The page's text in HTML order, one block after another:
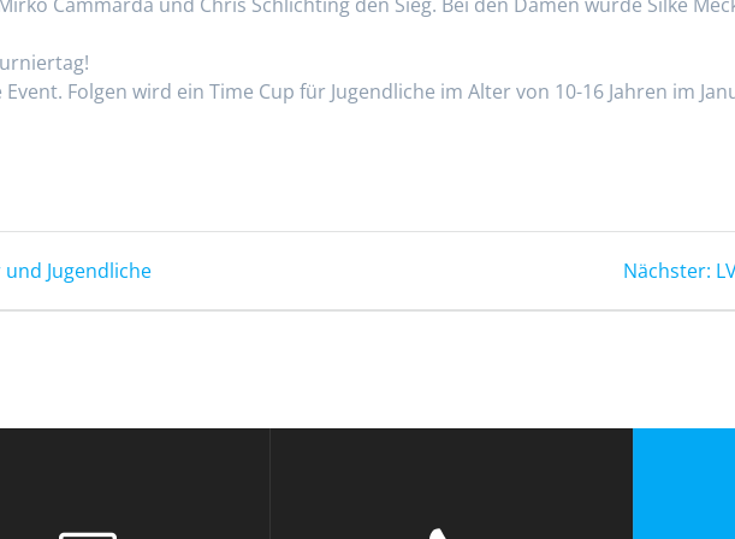
Folgen wird ein Time Cup für Jugendliche im Alter von 10-16 Jahren im
Jugendliche Nächster: